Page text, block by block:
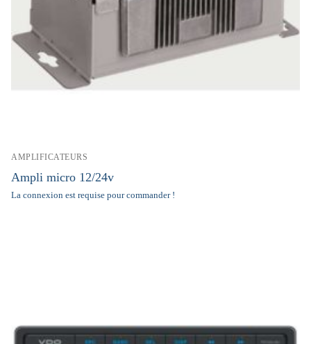
AMPLIFICATEURS
Ampli micro 12/24v
La connexion est requise pour commander !